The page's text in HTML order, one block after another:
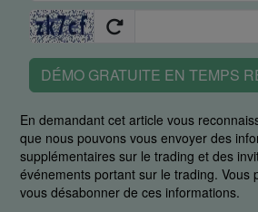
DÉMO GRATUITE EN TEMPS
En demandant cet article vous
que nous pouvons vous envoyer des
supplémentaires sur le trading et des
événements portant sur le trading. Vous
vous désabonner de ces informations.